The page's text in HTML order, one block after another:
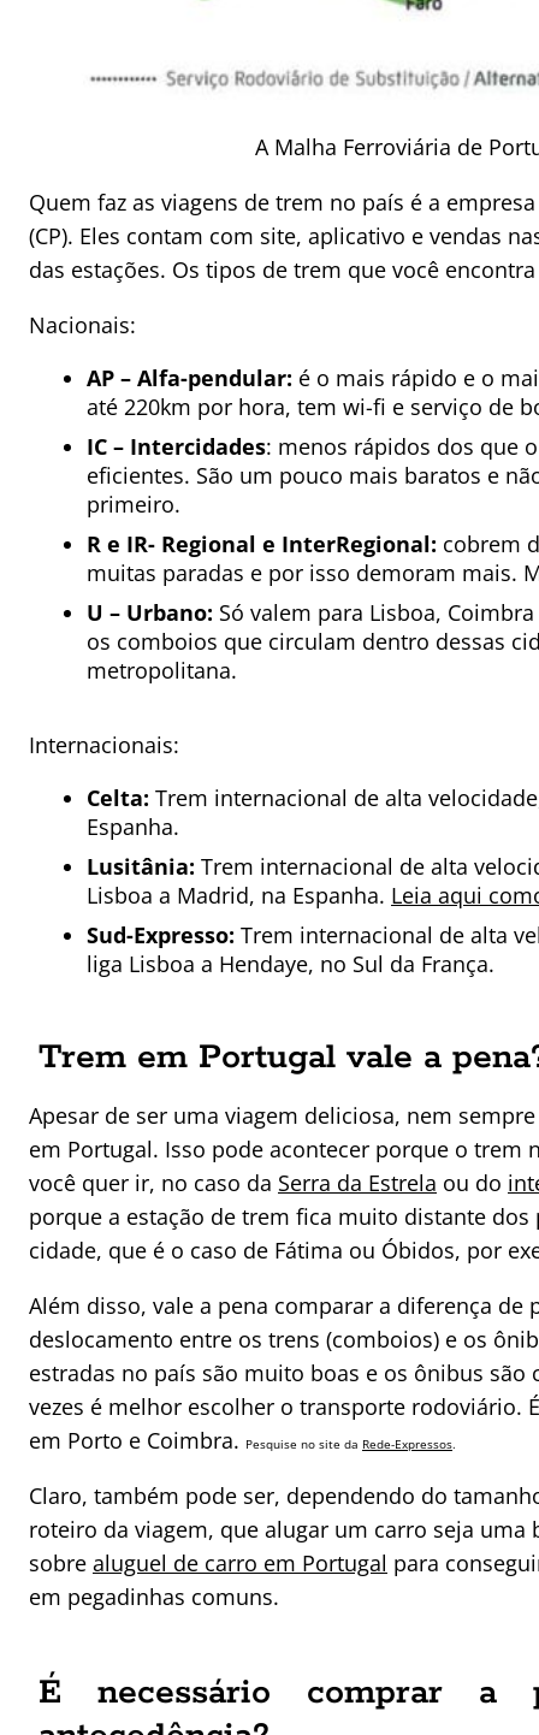
A Malha Ferroviária de
Quem faz as viagens de trem no país é a
(CP). Eles contam com site, aplicativo e vendas
das estações. Os tipos de trem que você
Nacionais:
AP – Alfa-pendular: é o mais rápido e o
até 220km por hora, tem wi-fi e serviço de
IC – Intercidades: menos rápidos dos que
eficientes. São um pouco mais baratos e
primeiro.
R e IR- Regional e InterRegional: cobrem
muitas paradas e por isso demoram mais.
U – Urbano: Só valem para Lisboa,
os comboios que circulam dentro dessas
metropolitana.
Internacionais:
Celta: Trem internacional de alta
Espanha.
Lusitânia: Trem internacional de alta
Lisboa a Madrid, na Espanha. Leia aqui
Sud-Expresso: Trem internacional de alta
liga Lisboa a Hendaye, no Sul da França.
Trem em Portugal vale a
Apesar de ser uma viagem deliciosa, nem
em Portugal. Isso pode acontecer porque o trem
você quer ir, no caso da Serra da Estrela ou do
porque a estação de trem fica muito distante
cidade, que é o caso de Fátima ou Óbidos, por
Além disso, vale a pena comparar a diferença de
deslocamento entre os trens (comboios) e os
estradas no país são muito boas e os ônibus são
vezes é melhor escolher o transporte rodoviário.
em Porto e Coimbra. Pesquise no site da Rede-Expressos.
Claro, também pode ser, dependendo do
roteiro da viagem, que alugar um carro seja uma
sobre aluguel de carro em Portugal para
em pegadinhas comuns.
É necessário comprar a